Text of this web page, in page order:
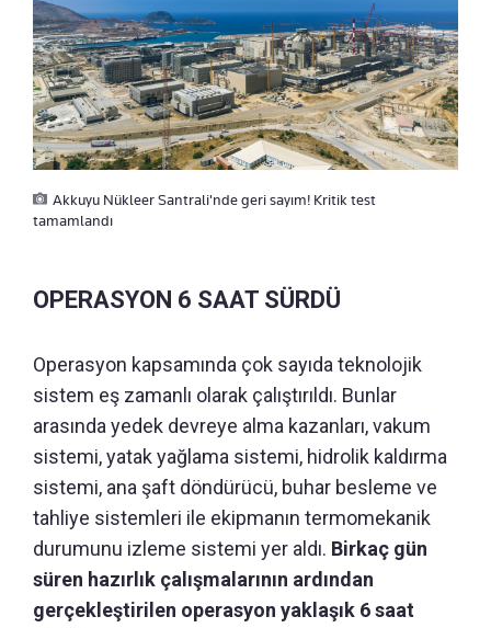
Akkuyu Nükleer Santrali'nde geri sayım! Kritik test
tamamlandı
OPERASYON 6 SAAT SÜRDÜ
Operasyon kapsamında çok sayıda teknolojik
sistem eş zamanlı olarak çalıştırıldı. Bunlar
arasında yedek devreye alma kazanları, vakum
sistemi, yatak yağlama sistemi, hidrolik kaldırma
sistemi, ana şaft döndürücü, buhar besleme ve
tahliye sistemleri ile ekipmanın termomekanik
durumunu izleme sistemi yer aldı. Birkaç gün
süren hazırlık çalışmalarının ardından
gerçekleştirilen operasyon yaklaşık 6 saat